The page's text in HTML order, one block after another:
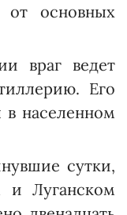
от основных
враг ведет
Его
в населенном
сутки,
Луганском